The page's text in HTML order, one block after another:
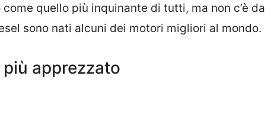
quello più inquinante di tutti, ma non c’è da
sono nati alcuni dei motori migliori al mondo.
apprezzato